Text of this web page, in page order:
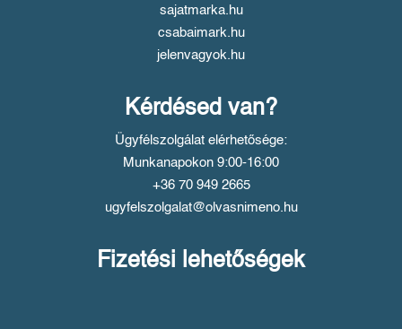
sajatmarka.hu
csabaimark.hu
jelenvagyok.hu
Kérdésed van?
Ügyfélszolgálat elérhetősége:
Munkanapokon 9:00-16:00
+36 70 949 2665
ugyfelszolgalat@olvasnimeno.hu
Fizetési lehetőségek